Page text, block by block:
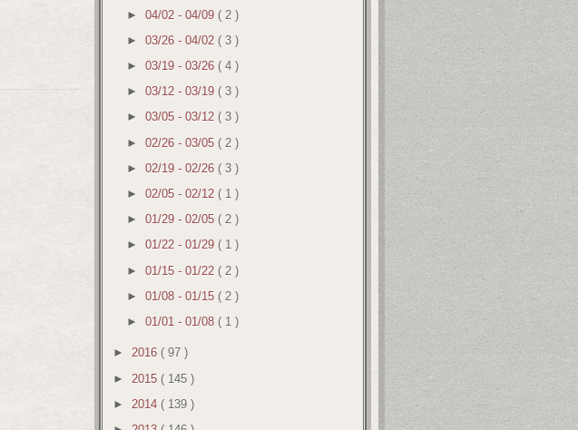
►04/02 - 04/09 ( 2 )
►03/26 - 04/02 ( 3 )
►03/19 - 03/26 ( 4 )
►03/12 - 03/19 ( 3 )
►03/05 - 03/12 ( 3 )
►02/26 - 03/05 ( 2 )
►02/19 - 02/26 ( 3 )
►02/05 - 02/12 ( 1 )
►01/29 - 02/05 ( 2 )
►01/22 - 01/29 ( 1 )
►01/15 - 01/22 ( 2 )
►01/08 - 01/15 ( 2 )
►01/01 - 01/08 ( 1 )
► 2016 ( 97 )
► 2015 ( 145 )
► 2014 ( 139 )